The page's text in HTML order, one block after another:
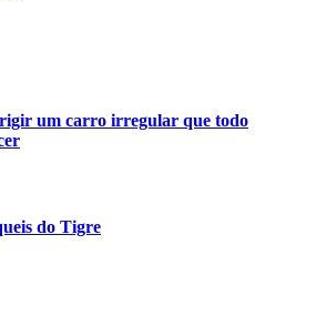
um carro irregular que todo
do Tigre